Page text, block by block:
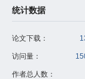
统计数据
论文下载：
访问量：
作者总人数：